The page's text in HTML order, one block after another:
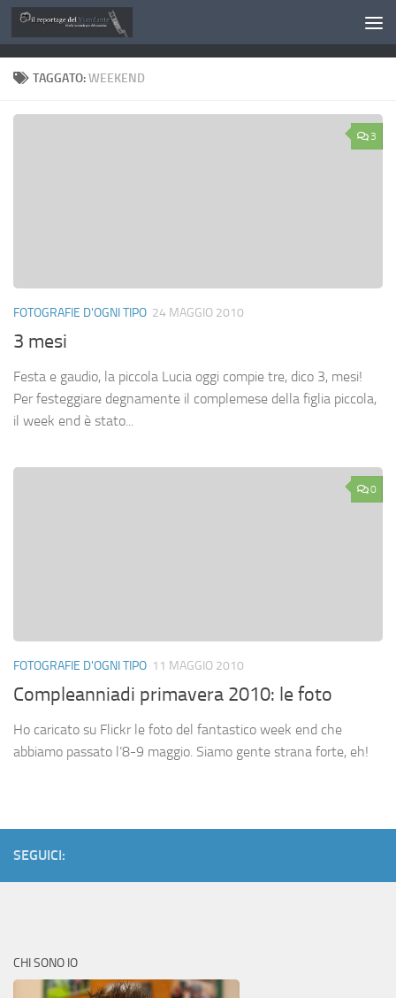
Salta al contenuto
TAGGATO:WEEKEND
3
FOTOGRAFIE D'OGNI TIPO 24 MAGGIO 2010
3 mesi
Festa e gaudio, la piccola Lucia oggi compie tre, dico 3, mesi!
Per festeggiare degnamente il complemese della figlia piccola,
il week end è stato...
0
FOTOGRAFIE D'OGNI TIPO 11 MAGGIO 2010
Compleanniadi primavera 2010: le foto
Ho caricato su Flickr le foto del fantastico week end che
abbiamo passato l’8-9 maggio. Siamo gente strana forte, eh!
SEGUICI:
CHI SONO IO